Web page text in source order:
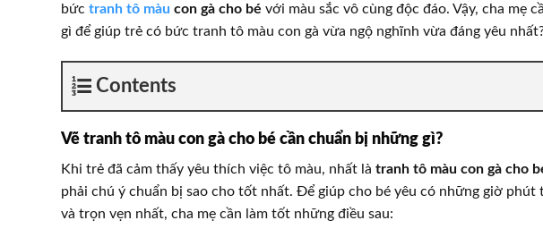
bức tranh tô màu con gà cho bé với màu sắc vô cùng độc đáo. Vậy, cha mẹ
gì để giúp trẻ có bức tranh tô màu con gà vừa ngộ nghĩnh vừa đáng yêu
Contents
Vẽ tranh tô màu con gà cho bé cần chuẩn bị những gì?
Khi trẻ đã cảm thấy yêu thích việc tô màu, nhất là tranh tô màu con gà cho
phải chú ý chuẩn bị sao cho tốt nhất. Để giúp cho bé yêu có những giờ phút
và trọn vẹn nhất, cha mẹ cần làm tốt những điều sau: